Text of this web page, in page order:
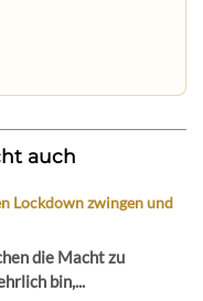
auch
Lockdown zwingen und
die Macht zu
bin,...